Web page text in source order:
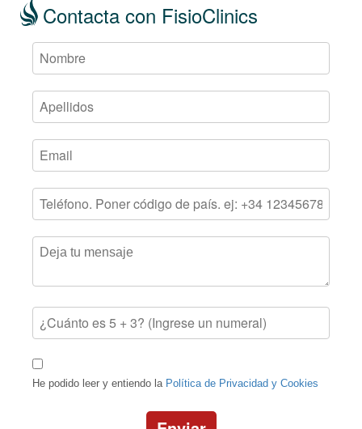
Contacta con FisioClinics
He podido leer y entiendo la Política de Privacidad y Cookies